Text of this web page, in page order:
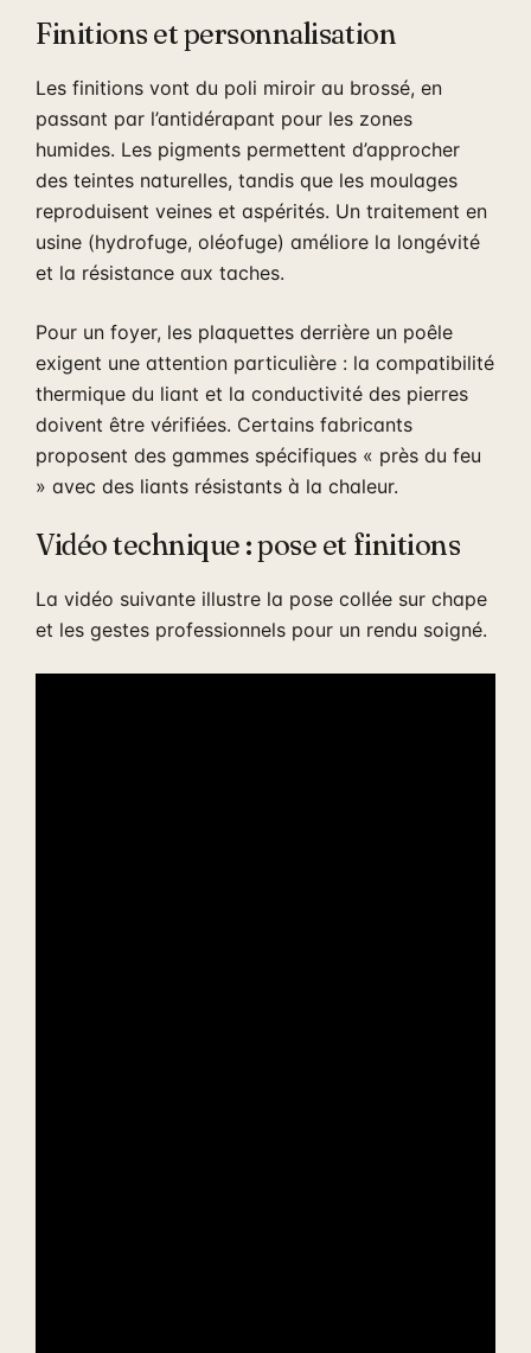
Finitions et personnalisation
Les finitions vont du poli miroir au brossé, en
passant par l’antidérapant pour les zones
humides. Les pigments permettent d’approcher
des teintes naturelles, tandis que les moulages
reproduisent veines et aspérités. Un traitement en
usine (hydrofuge, oléofuge) améliore la longévité
et la résistance aux taches.
Pour un foyer, les plaquettes derrière un poêle
exigent une attention particulière : la compatibilité
thermique du liant et la conductivité des pierres
doivent être vérifiées. Certains fabricants
proposent des gammes spécifiques « près du feu
» avec des liants résistants à la chaleur.
Vidéo technique : pose et finitions
La vidéo suivante illustre la pose collée sur chape
et les gestes professionnels pour un rendu soigné.